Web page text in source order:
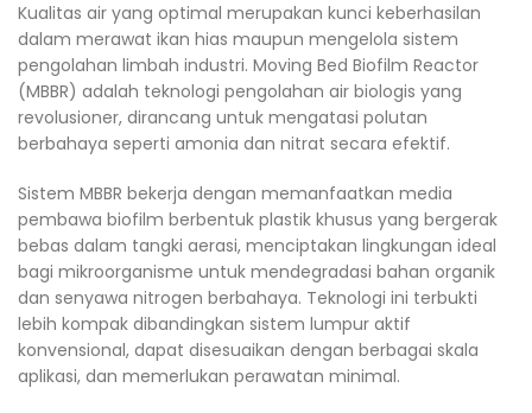
Kualitas air yang optimal merupakan kunci keberhasilan
dalam merawat ikan hias maupun mengelola sistem
pengolahan limbah industri. Moving Bed Biofilm Reactor
(MBBR) adalah teknologi pengolahan air biologis yang
revolusioner, dirancang untuk mengatasi polutan
berbahaya seperti amonia dan nitrat secara efektif.
Sistem MBBR bekerja dengan memanfaatkan media
pembawa biofilm berbentuk plastik khusus yang bergerak
bebas dalam tangki aerasi, menciptakan lingkungan ideal
bagi mikroorganisme untuk mendegradasi bahan organik
dan senyawa nitrogen berbahaya. Teknologi ini terbukti
lebih kompak dibandingkan sistem lumpur aktif
konvensional, dapat disesuaikan dengan berbagai skala
aplikasi, dan memerlukan perawatan minimal.​